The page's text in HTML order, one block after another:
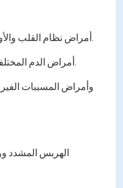
أمراض نظام القلب والأوعية الدموية في مرحلة التفاقم.
أمراض الدم المختلفة التي تحدد الستائر غير الكافية.
الهربس المشدد